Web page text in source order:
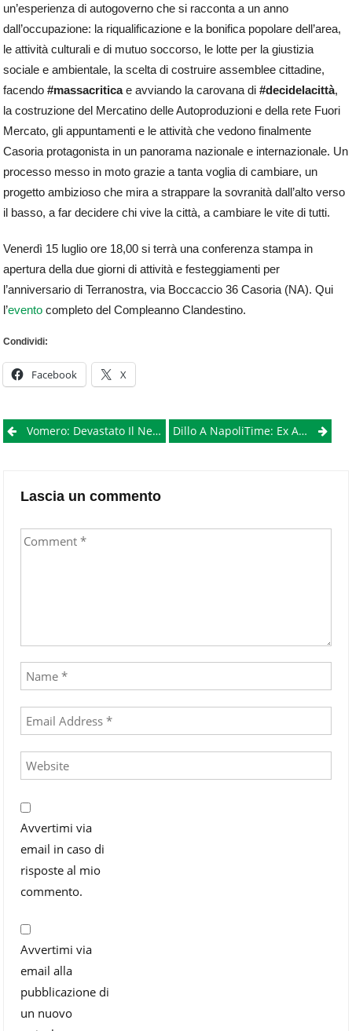
un’esperienza di autogoverno che si racconta a un anno
dall’occupazione: la riqualificazione e la bonifica popolare dell’area,
le attività culturali e di mutuo soccorso, le lotte per la giustizia
sociale e ambientale, la scelta di costruire assemblee cittadine,
facendo#massacriticae avviando la carovana di#decidelacittà,
la costruzione del Mercatino delle Autoproduzioni e della rete Fuori
Mercato, gli appuntamenti e le attività che vedono finalmente
Casoria protagonista in un panorama nazionale e internazionale. Un
processo messo in moto grazie a tanta voglia di cambiare, un
progetto ambizioso che mira a strappare la sovranità dall’alto verso
il basso, a far decidere chi vive la città, a cambiare le vite di tutti.
Venerdì 15 luglio ore 18,00 si terrà una conferenza stampa in
apertura della due giorni di attività e festeggiamenti per
l’anniversario di Terranostra, via Boccaccio 36 Casoria (NA). Qui
l’eventocompleto del Compleanno Clandestino.
Condividi:
Facebook X
PostVomero: Devastato Il Negozio Di Enzo Perrotta, Sospetto Di Un’intimidazione Per Attività Antiracket E Contro Il Caro Fitti Dillo A NapoliTime: Ex Alunne Del Liceo Gentileschi In Difesa Della Loro Scuola
Lascia un commento
Avvertimi via
email in caso di
risposte al mio
commento.
Avvertimi via
email alla
pubblicazione di
un nuovo